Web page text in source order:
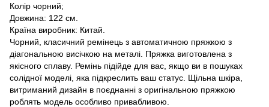
Колір чорний;
Довжина: 122 см.
Країна виробник: Китай.
Чорний, класичний ремінець з автоматичною пряжкою з
діагональною висічкою на металі. Пряжка виготовлена ​​з
якісного сплаву. Ремінь підійде для вас, якщо ви в пошуках
солідної моделі, яка підкреслить ваш статус. Щільна шкіра,
витриманий дизайн в поєднанні з оригінальною пряжкою
роблять модель особливо привабливою.